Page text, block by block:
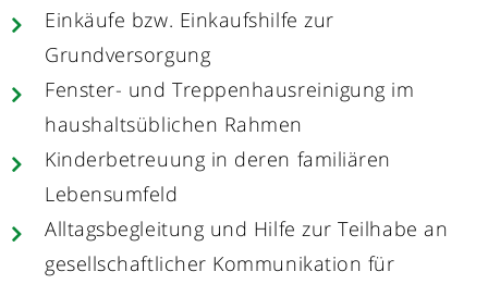
Einkäufe bzw. Einkaufshilfe zur
Grundversorgung
Fenster- und Treppenhausreinigung im
haushaltsüblichen Rahmen
Kinderbetreuung in deren familiären
Lebensumfeld
Alltagsbegleitung und Hilfe zur Teilhabe an
gesellschaftlicher Kommunikation für